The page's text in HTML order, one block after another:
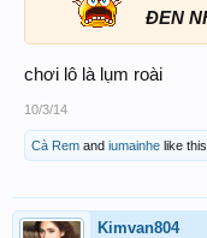
ĐEN
chơi lô là lụm roài
10/3/14
Cà Rem and iumainhe like this.
Kimvan804